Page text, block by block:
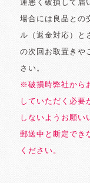
運悪く破損して届
場合には良品との
ル（返金対応）と
の次回お取置きや
さい。
※破損時弊社から
していただく必要
しないようお願い
郵送中と断定でき
ください。